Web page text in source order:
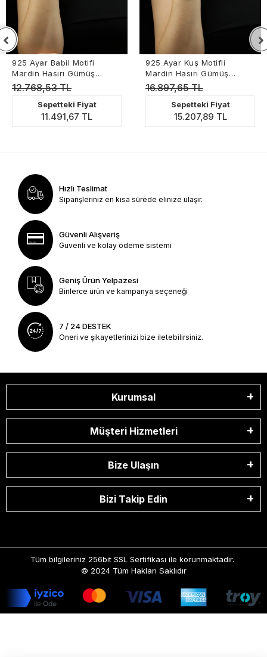
925 Ayar Babil Motifi
Mardin Hasırı Gümüş
Bileklik
12.768,53 TL
Sepetteki Fiyat
11.491,67 TL
925 Ayar Kuş Motifli
Mardin Hasırı Gümüş
Bileklik
16.897,65 TL
Sepetteki Fiyat
15.207,89 TL
Hızlı Teslimat
Siparişleriniz en kısa sürede elinize ulaşır.
Güvenli Alışveriş
Güvenli ve kolay ödeme sistemi
Geniş Ürün Yelpazesi
Binlerce ürün ve kampanya seçeneği
7 / 24 DESTEK
Öneri ve şikayetlerinizi bize iletebilirsiniz.
Kurumsal
Müşteri Hizmetleri
Bize Ulaşın
Bizi Takip Edin
Tüm bilgileriniz 256bit SSL Sertifikası ile korunmaktadır.
© 2024 Tüm Hakları Saklıdır